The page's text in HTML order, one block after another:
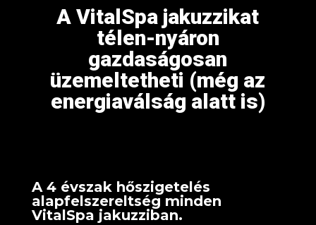
A VitalSpa jakuzzikat
télen-nyáron
gazdaságosan
üzemeltetheti (még az
energiaválság alatt is)
A 4 évszak hőszigetelés
alapfelszereltség minden
VitalSpa jakuzziban.